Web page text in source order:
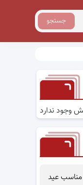
جستجو
وجود ندارد
عید